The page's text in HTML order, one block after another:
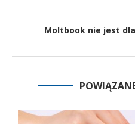
Moltbook nie jest